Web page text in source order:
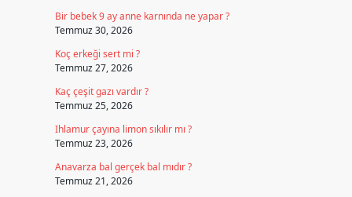
Bir bebek 9 ay anne karnında ne yapar ?
Temmuz 30, 2026
Koç erkeği sert mi ?
Temmuz 27, 2026
Kaç çeşit gazı vardır ?
Temmuz 25, 2026
Ihlamur çayına limon sıkılır mı ?
Temmuz 23, 2026
Anavarza bal gerçek bal mıdır ?
Temmuz 21, 2026